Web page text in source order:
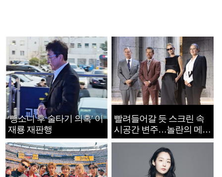
‘뺑소니 후 술타기 의혹’ 이
재룡 재판행
빨려들어갈 듯 스크린 속
시공간 변주…놀란의 메시
지는 ‘전쟁 속죄’